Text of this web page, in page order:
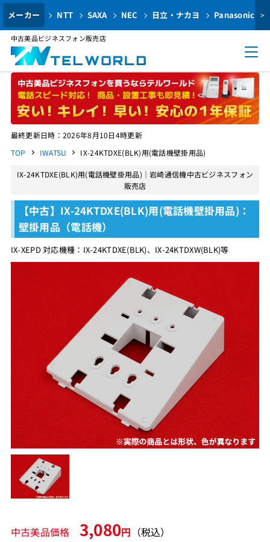
メーカー NTT SAXA NEC 日立・ナカヨ Panasonic >
中古美品ビジネスフォン販売店
最終更新日時：2026年8月10日4時更新
TOP
IWATSU IX-24KTDXE(BLK)用(電話機壁掛用品)
IX-24KTDXE(BLK)用(電話機壁掛用品)｜岩崎通信機中古ビジネスフォン
販売店
【中古】IX-24KTDXE(BLK)用(電話機壁掛用品)：
壁掛用品（電話機）
IX-XEPD 対応機種：IX-24KTDXE(BLK)、IX-24KTDXW(BLK)等
中古美品価格 3,080円 （税込）